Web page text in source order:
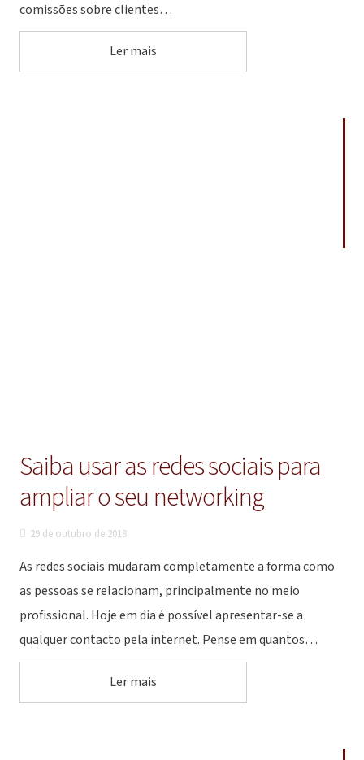
comissões sobre clientes…
Ler mais
Saiba usar as redes sociais para
ampliar o seu networking
29 de outubro de 2018
As redes sociais mudaram completamente a forma como
as pessoas se relacionam, principalmente no meio
profissional. Hoje em dia é possível apresentar-se a
qualquer contacto pela internet. Pense em quantos…
Ler mais